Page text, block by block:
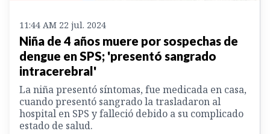
11:44 AM 22 jul. 2024
Niña de 4 años muere por sospechas de
dengue en SPS; 'presentó sangrado
intracerebral'
La niña presentó síntomas, fue medicada en casa,
cuando presentó sangrado la trasladaron al
hospital en SPS y falleció debido a su complicado
estado de salud.